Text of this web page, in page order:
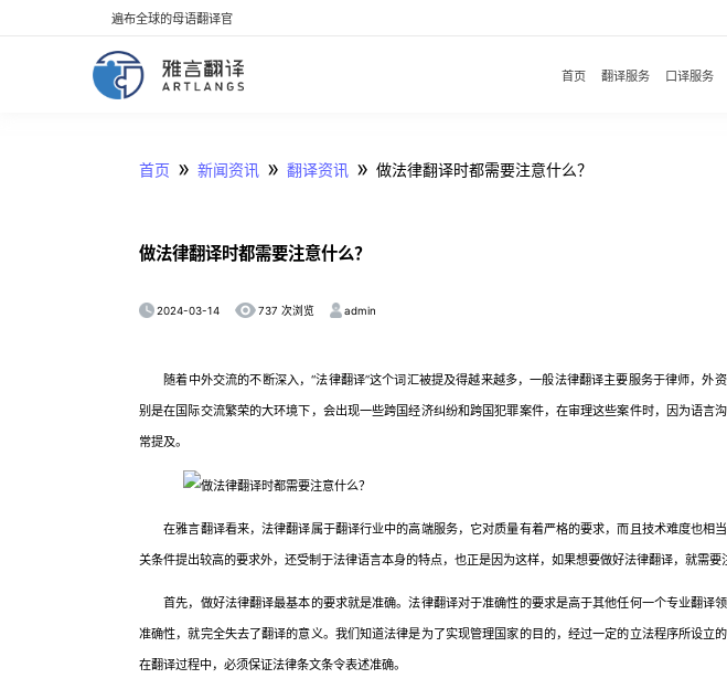
遍布全球的母语翻译官
首页 翻译服务 口译服务
首页 » 新闻资讯 » 翻译资讯 » 做法律翻译时都需要注意什么？
做法律翻译时都需要注意什么？
2024-03-14 737 次浏览 admin
随着中外交流的不断深入，“法律翻译”这个词汇被提及得越来越多，一般法律翻译主要服务于律师，外
别是在国际交流繁荣的大环境下，会出现一些跨国经济纠纷和跨国犯罪案件，在审理这些案件时，因为语言
常提及。
在雅言翻译看来，法律翻译属于翻译行业中的高端服务，它对质量有着严格的要求，而且技术难度也相
关条件提出较高的要求外，还受制于法律语言本身的特点，也正是因为这样，如果想要做好法律翻译，就需要
首先，做好法律翻译最基本的要求就是准确。法律翻译对于准确性的要求是高于其他任何一个专业翻译
准确性，就完全失去了翻译的意义。我们知道法律是为了实现管理国家的目的，经过一定的立法程序所设立
在翻译过程中，必须保证法律条文条令表述准确。